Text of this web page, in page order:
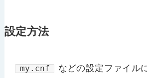
設定方法
my.cnf
などの設定ファイル